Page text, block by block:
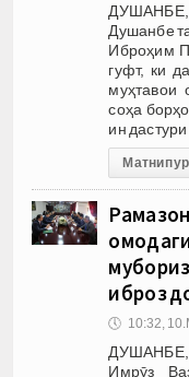
ДУШАНБЕ,
Душанбе
Иброҳим
гуфт, ки
муҳтавои
соҳа
ин
Матни
иброз
🕔 10:32,
Имрӯз